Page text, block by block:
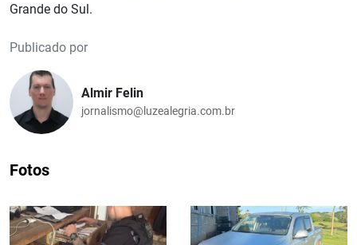
Grande do Sul.
Publicado por
Almir Felin
jornalismo@luzealegria.com.br
Fotos